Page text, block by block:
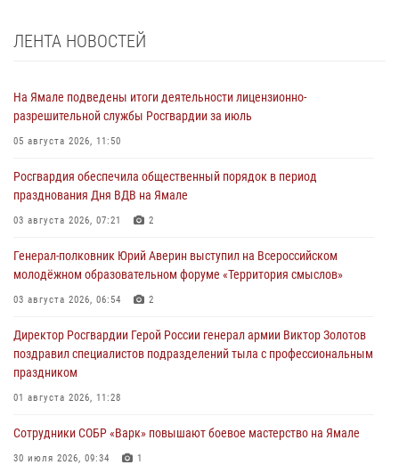
ЛЕНТА НОВОСТЕЙ
На Ямале подведены итоги деятельности лицензионно-
разрешительной службы Росгвардии за июль
05 августа 2026, 11:50
Росгвардия обеспечила общественный порядок в период
празднования Дня ВДВ на Ямале
03 августа 2026, 07:21 2
Генерал-полковник Юрий Аверин выступил на Всероссийском
молодёжном образовательном форуме «Территория смыслов»
03 августа 2026, 06:54 2
Директор Росгвардии Герой России генерал армии Виктор Золотов
поздравил специалистов подразделений тыла с профессиональным
праздником
01 августа 2026, 11:28
Сотрудники СОБР «Варк» повышают боевое мастерство на Ямале
30 июля 2026, 09:34 1